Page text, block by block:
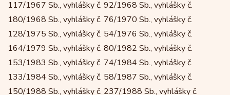
117/1967 Sb., vyhlášky č. 92/1968 Sb., vyhlášky č.
180/1968 Sb., vyhlášky č. 76/1970 Sb., vyhlášky č.
128/1975 Sb., vyhlášky č. 54/1976 Sb., vyhlášky č.
164/1979 Sb., vyhlášky č. 80/1982 Sb., vyhlášky č.
153/1983 Sb., vyhlášky č. 74/1984 Sb., vyhlášky č.
133/1984 Sb., vyhlášky č. 58/1987 Sb., vyhlášky č.
150/1988 Sb., vyhlášky č. 237/1988 Sb., vyhlášky č.